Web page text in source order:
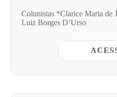
Colunistas *Clarice Maria de
Luiz Borges D’Urso